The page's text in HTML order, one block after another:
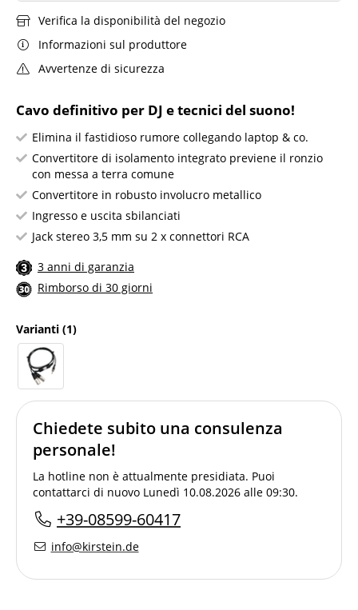
Cavo definitivo per DJ e tecnici del suono!
Elimina il fastidioso rumore collegando laptop & co.
Convertitore di isolamento integrato previene il ronzio
con messa a terra comune
Convertitore in robusto involucro metallico
Ingresso e uscita sbilanciati
Jack stereo 3,5 mm su 2 x connettori RCA
3 anni di garanzia
Rimborso di 30 giorni
Varianti (1)
Verifica la disponibilità del negozio
Informazioni sul produttore
Avvertenze di sicurezza
Chiedete subito una consulenza
personale!
La hotline non è attualmente presidiata. Puoi
contattarci di nuovo Lunedì 10.08.2026 alle 09:30.
+39-08599-60417
info@kirstein.de